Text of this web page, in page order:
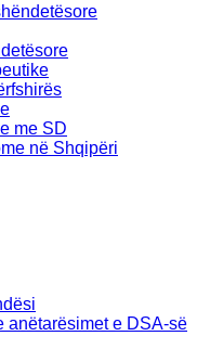
me SD
në Shqipëri
anëtarësimet e DSA-së